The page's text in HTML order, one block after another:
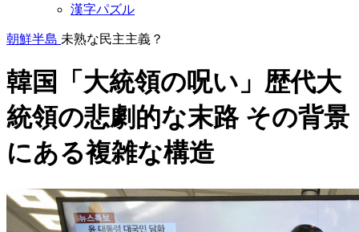
漢字パズル
朝鮮半島 未熟な民主主義？
韓国「大統領の呪い」歴代大
統領の悲劇的な末路 その背景
にある複雑な構造